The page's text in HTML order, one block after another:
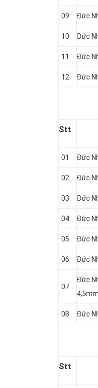
09 Đức
10 Đức
11 Đức
12 Đức
Stt
01 Đức
02 Đức
03 Đức
04 Đức
05 Đức
06 Đức
07
Đức
4,5mm
08 Đức
Stt